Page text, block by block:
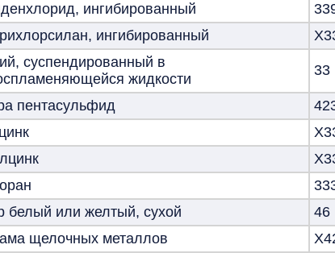
ингибированный
ингибированный
суспендированный в
жидкости
33
пентасульфид
белый или желтый, сухой 46
щелочных металлов